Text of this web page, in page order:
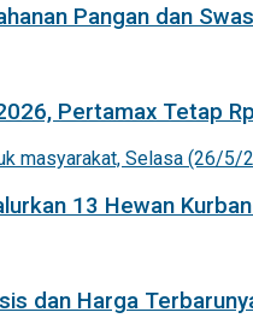
Pangan dan
Pertamax Tetap
13 Hewan
dan Harga